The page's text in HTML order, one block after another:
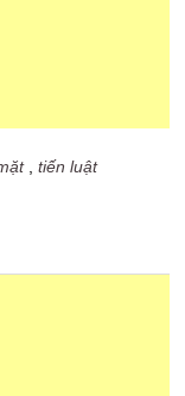
,tiến luật